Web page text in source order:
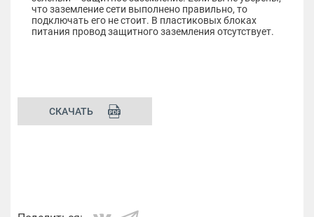
что заземление сети выполнено правильно, то
подключать его не стоит. В пластиковых блоках
питания провод защитного заземления отсутствует.
СКАЧАТЬ